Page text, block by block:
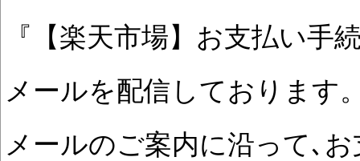
『【楽天市場】お支払い手
メールを配信しております
メールのご案内に沿って､